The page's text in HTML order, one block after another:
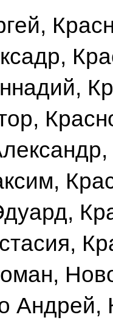
Андрей,